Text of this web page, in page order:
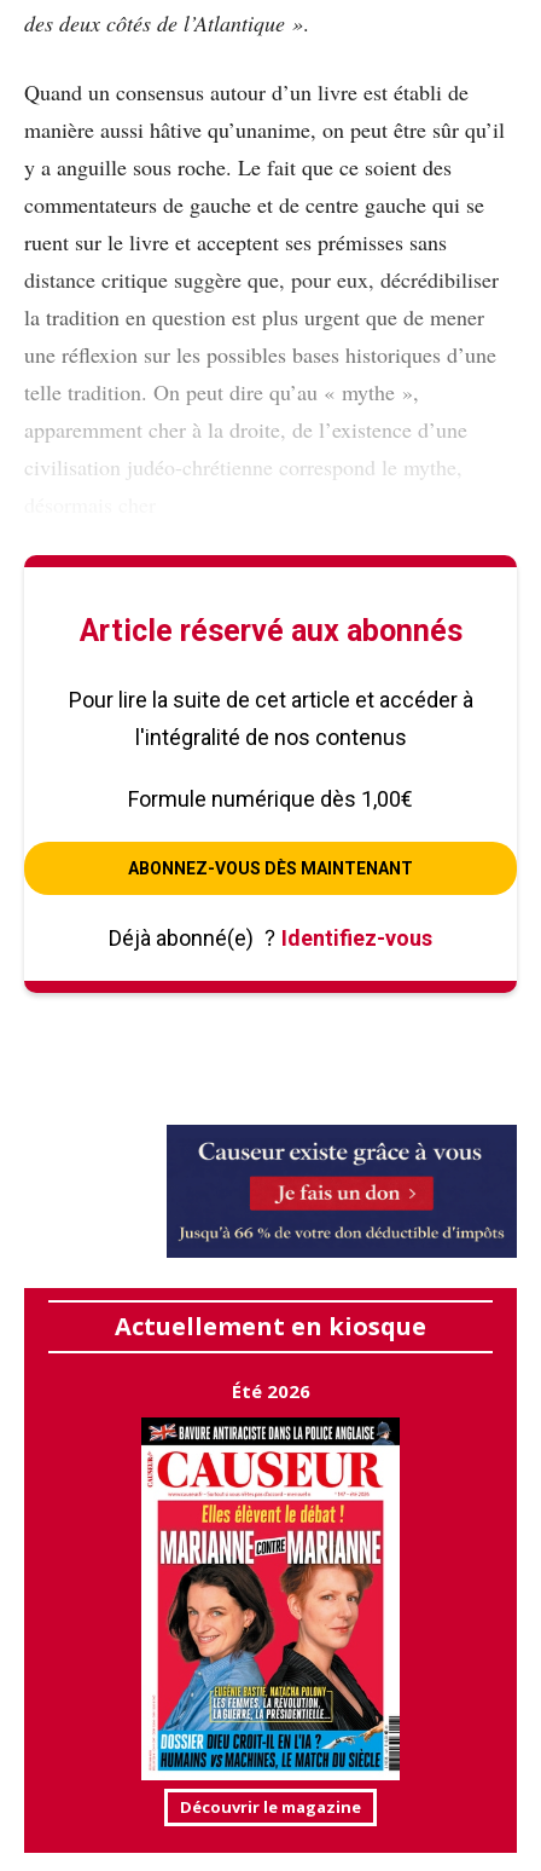
des deux côtés de l’Atlantique ».
Quand un consensus autour d’un livre est établi de
manière aussi hâtive qu’unanime, on peut être sûr qu’il
y a anguille sous roche. Le fait que ce soient des
commentateurs de gauche et de centre gauche qui se
ruent sur le livre et acceptent ses prémisses sans
distance critique suggère que, pour eux, décrédibiliser
la tradition en question est plus urgent que de mener
une réflexion sur les possibles bases historiques d’une
telle tradition. On peut dire qu’au « mythe »,
apparemment cher à la droite, de l’existence d’une
civilisation judéo-chrétienne correspond le mythe,
Article réservé aux abonnés
Pour lire la suite de cet article et accéder à
l'intégralité de nos contenus
Formule numérique dès 1,00€
ABONNEZ-VOUS DÈS MAINTENANT
Déjà abonné(e) ? Identifiez-vous
Actuellement en kiosque
Été 2026
Découvrir le magazine